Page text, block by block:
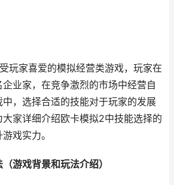
玩家喜爱的模拟经营类游戏，玩家在
业家，在竞争激烈的市场中经营自
，选择合适的技能对于玩家的发展
家详细介绍欧卡模拟2中技能选择的
戏实力。
游戏背景和玩法介绍）